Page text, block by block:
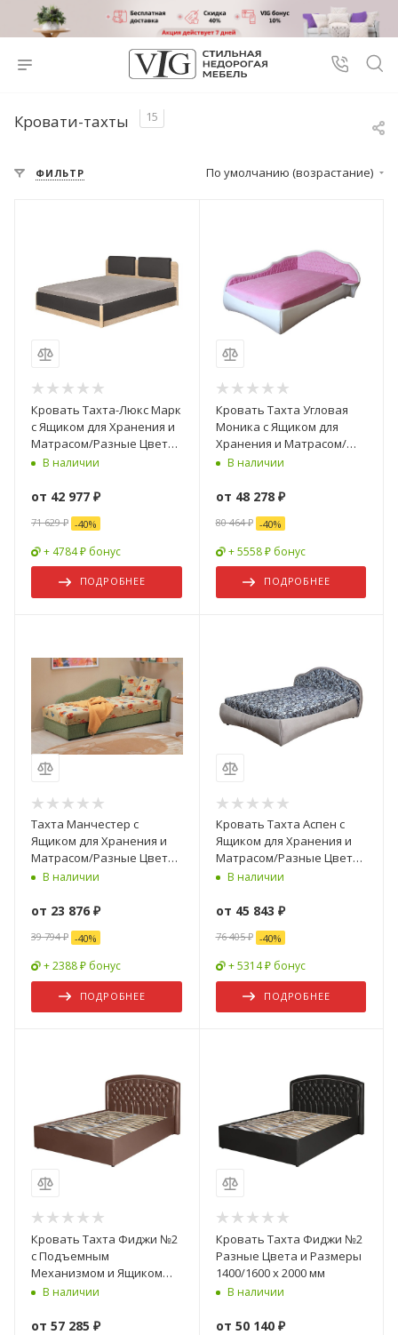
Кровати-тахты 15
ФИЛЬТР По умолчанию (возрастание)
Кровать Тахта-Люкс Марк
с Ящиком для Хранения и
Матрасом/Разные Цвета
и Размеры 1200/1400/1600
В наличии
от 42 977 ₽
71 629 ₽ -40%
+ 4784 ₽ бонус
ПОДРОБНЕЕ
Кровать Тахта Угловая
Моника с Ящиком для
Хранения и Матрасом/
Разные Цвета и Размеры
В наличии
от 48 278 ₽
80 464 ₽ -40%
+ 5558 ₽ бонус
ПОДРОБНЕЕ
Тахта Манчестер с
Ящиком для Хранения и
Матрасом/Разные Цвета
900 х 2000 мм
В наличии
от 23 876 ₽
39 794 ₽ -40%
+ 2388 ₽ бонус
ПОДРОБНЕЕ
Кровать Тахта Аспен с
Ящиком для Хранения и
Матрасом/Разные Цвета
и Размеры
В наличии
от 45 843 ₽
76 405 ₽ -40%
+ 5314 ₽ бонус
ПОДРОБНЕЕ
Кровать Тахта Фиджи №2
с Подъемным
Механизмом и Ящиком
для Хранения/Разные
1400/1600 мм
В наличии
от 57 285 ₽
Кровать Тахта Фиджи №2
Разные Цвета и Размеры
1400/1600 х 2000 мм
В наличии
от 50 140 ₽